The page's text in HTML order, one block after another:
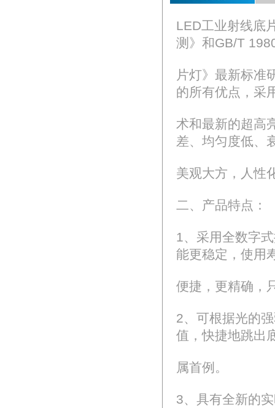
LED工业射线底
测》和GB/T
片灯》最新标准
的所有优点，采
术和最新的超高
差、均匀度低、
美观大方，人性
二、产品特点：
1、采用全数字
能更稳定，使用
便捷，更精确，
2、可根据光的
值，快捷地跳出
属首例。
3、具有全新的